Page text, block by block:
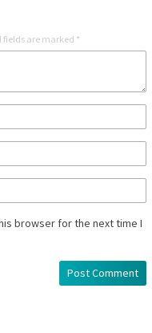
fields are marked *
browser for the next time I